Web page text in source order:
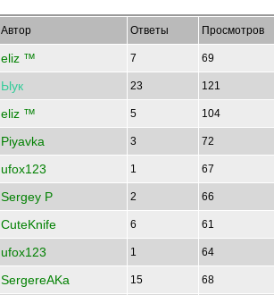
Автор Ответы Просмотров
eliz ™ 7 69
Ыук 23 121
eliz ™ 5 104
Piyavka 3 72
ufox123 1 67
Sergey P 2 66
CuteKnife 6 61
ufox123 1 64
SergereAKa 15 68